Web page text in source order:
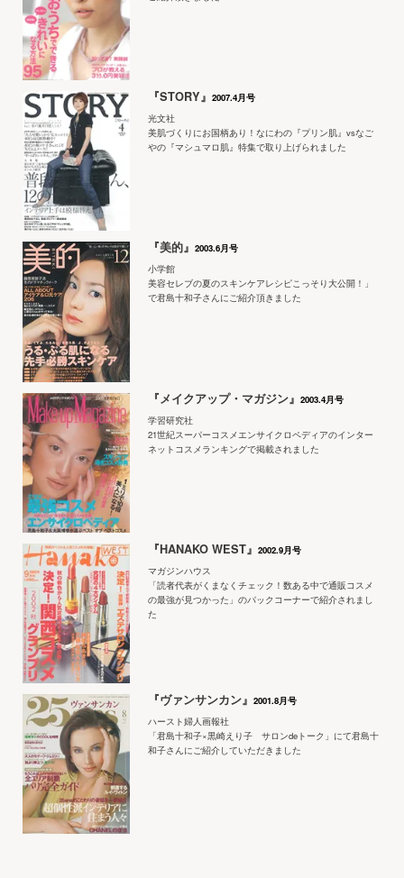
『STORY』2007.4月号
光文社
美肌づくりにお国柄あり！なにわの『プリン肌』vsなご
やの『マシュマロ肌』特集で取り上げられました
『美的』2003.6月号
小学館
美容セレブの夏のスキンケアレシピこっそり大公開！」
で君島十和子さんにご紹介頂きました
『メイクアップ・マガジン』2003.4月号
学習研究社
21世紀スーパーコスメエンサイクロペディアのインター
ネットコスメランキングで掲載されました
『HANAKO WEST』2002.9月号
マガジンハウス
「読者代表がくまなくチェック！数ある中で通販コスメ
の最強が見つかった」のパックコーナーで紹介されまし
た
『ヴァンサンカン』2001.8月号
ハースト婦人画報社
「君島十和子×黒崎えり子 サロンdeトーク」にて君島十
和子さんにご紹介していただきました